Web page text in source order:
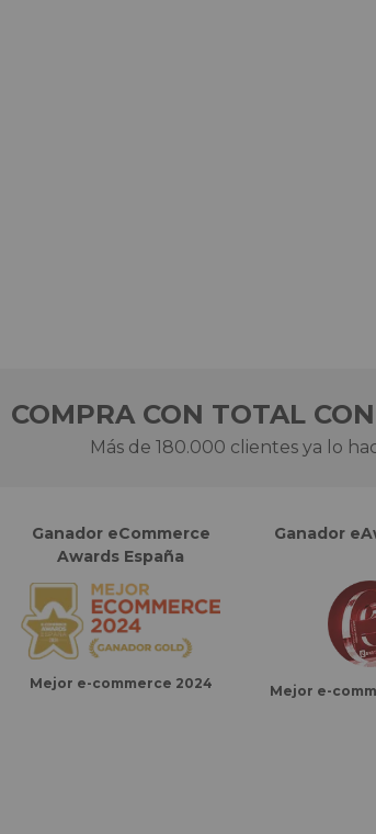
COMPRA CON TOTAL
Más de 180.000 clientes ya lo
Ganador eCommerce
Awards España
Mejor e-commerce 2024
Ganador
Mejor e-